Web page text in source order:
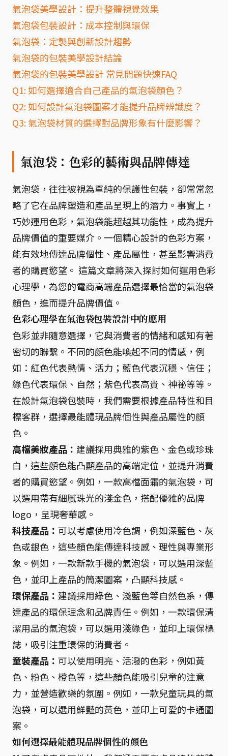
氣泡袋美學設計：提升整體視覺效果
氣泡袋包裝設計：成本控制與環保
氣泡袋：定製與創新設計趨勢
氣泡袋的包裝美學設計結論
氣泡袋的包裝美學設計 常見問題快速FAQ
Q1: 如何選擇適合自己產品的氣泡袋顏色？
Q2: 如何設計氣泡袋圖案才能提升品牌辨識度？
Q3: 氣泡袋材質的選擇對品牌形象有什麼影響？
氣泡袋：色彩的藝術與品牌傳達
氣泡袋，往往被視為單純的保護性包裝，卻常常忽
略了它在品牌塑造和產品呈現上的潛力。事實上，
巧妙運用色彩，氣泡袋能超越其功能性，成為提升
品牌價值的重要媒介。一個精心設計的色彩方案，
能有效地傳達品牌個性、產品屬性，甚至影響消費
者的購買慾望。 這篇文章將深入探討如何運用色彩
心理學，為您的電商高端產品選擇最恰當的氣泡袋
顏色，進而提升品牌價值。
色彩心理學在氣泡袋包裝設計中的應用
色彩並非隨意選擇，它與消費者的情緒和感知有著
密切的聯繫。不同的顏色能喚起不同的情感，例
如：紅色代表熱情、活力；藍色代表沉穩、信任；
綠色代表環保、自然；紫色代表高貴、神祕等等。
在設計氣泡袋包裝時，我們需要根據產品特性和目
標客群，選擇最能體現品牌個性與產品屬性的顏
色。
高檔美妝產品： 建議採用典雅的紫色、金色或珍珠
白，這些顏色能凸顯產品的高端定位，並提升消費
者的購買慾望。例如，一款高檔面霜的氣泡袋，可
以選用帶有細膩珠光的淺金色，搭配優雅的品牌
logo，呈現奢華感。
科技產品： 可以考慮使用冷色調，例如深藍色、灰
色或銀色，這些顏色能傳達科技感、理性與專業形
象。例如，一款新款手機的氣泡袋，可以選用深藍
色，並印上產品的簡潔圖案，凸顯科技感。
環保產品： 建議採用綠色、淺藍色等自然色系，傳
達產品的環保理念和品牌責任。例如，一款環保清
潔用品的氣泡袋，可以選用淺綠色，並印上環保標
誌，吸引注重環保的消費者。
童裝產品： 可以使用明亮、活潑的色彩，例如黃
色、粉色、橙色等，這些顏色能吸引兒童的注意
力，並營造歡樂的氛圍。例如，一款兒童玩具的氣
泡袋，可以選用鮮豔的黃色，並印上可愛的卡通圖
案。
如何選擇最能體現品牌個性的顏色